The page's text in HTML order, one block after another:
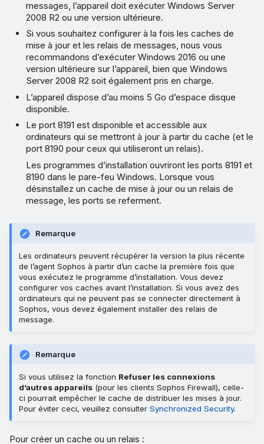
messages, l’appareil doit exécuter Windows Server
2008 R2 ou une version ultérieure.
Si vous souhaitez configurer à la fois les caches de
mise à jour et les relais de messages, nous vous
recommandons d’exécuter Windows 2016 ou une
version ultérieure sur l’appareil, bien que Windows
Server 2008 R2 soit également pris en charge.
L’appareil dispose d’au moins 5 Go d’espace disque
disponible.
Le port 8191 est disponible et accessible aux
ordinateurs qui se mettront à jour à partir du cache (et le
port 8190 pour ceux qui utiliseront un relais).
Les programmes d’installation ouvriront les ports 8191 et
8190 dans le pare-feu Windows. Lorsque vous
désinstallez un cache de mise à jour ou un relais de
message, les ports se referment.
Remarque
Les ordinateurs peuvent récupérer la version la plus récente
de l’agent Sophos à partir d’un cache la première fois que
vous exécutez le programme d’installation. Vous devez
configurer vos caches avant l’installation. Si vous avez des
ordinateurs qui ne peuvent pas se connecter directement à
Sophos, vous devez également installer des relais de
message.
Remarque
Si vous utilisez la fonction Refuser les connexions
d’autres appareils (pour les clients Sophos Firewall), celle-
ci pourrait empêcher le cache de distribuer les mises à jour.
Pour éviter ceci, veuillez consulter Synchronized Security.
Pour créer un cache ou un relais :